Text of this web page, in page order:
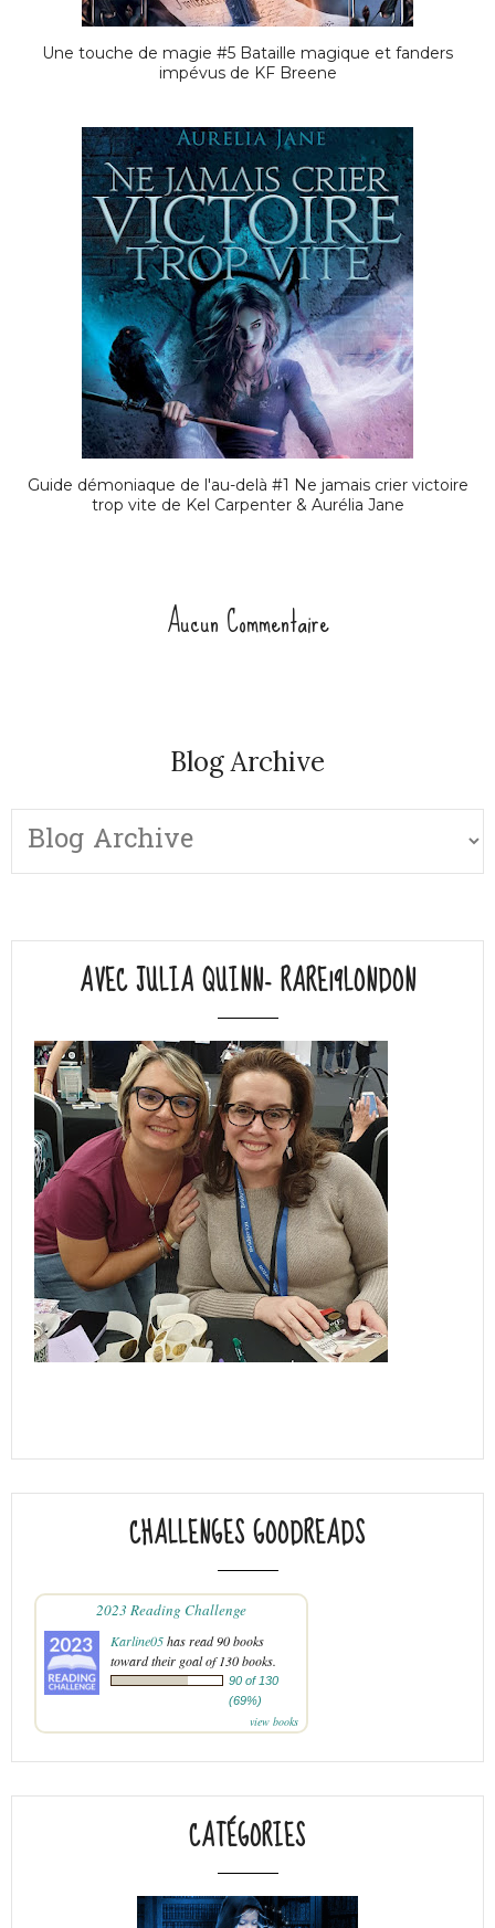
Une touche de magie #5 Bataille magique et fanders
impévus de KF Breene
Guide démoniaque de l'au-delà #1 Ne jamais crier victoire
trop vite de Kel Carpenter & Aurélia Jane
Aucun Commentaire
Blog Archive
AVEC JULIA QUINN- RARE19LONDON
CHALLENGES GOODREADS
2023 Reading Challenge
Karline05has read 90 books
toward their goal of 130 books.
90 of 130
(69%)
view books
CATÉGORIES